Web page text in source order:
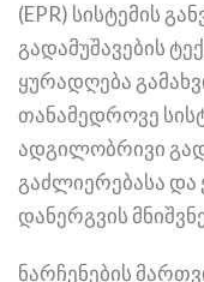
(EPR) სისტემის
გადამუშავების
ყურადღება
თანამედროვე
ადგილობრივი
გაძლიერებასა და
დანერგვის
ნარჩენების